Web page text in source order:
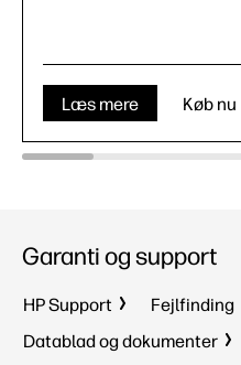
Læs mere Køb nu
Garanti og support
HP Support
Fejlfinding
Datablad og dokumenter